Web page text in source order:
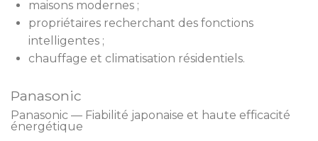
maisons modernes ;
propriétaires recherchant des fonctions
intelligentes ;
chauffage et climatisation résidentiels.
Panasonic
Panasonic — Fiabilité japonaise et haute efficacité
énergétique